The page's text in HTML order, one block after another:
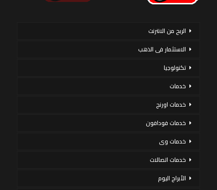
الربح من الانترنت
الاستثمار فى الذهب
تكنولوجيا
خدمات
خدمات اورنج
خدمات فودافون
خدمات وى
خدمات اتصالات
الأبراج اليوم